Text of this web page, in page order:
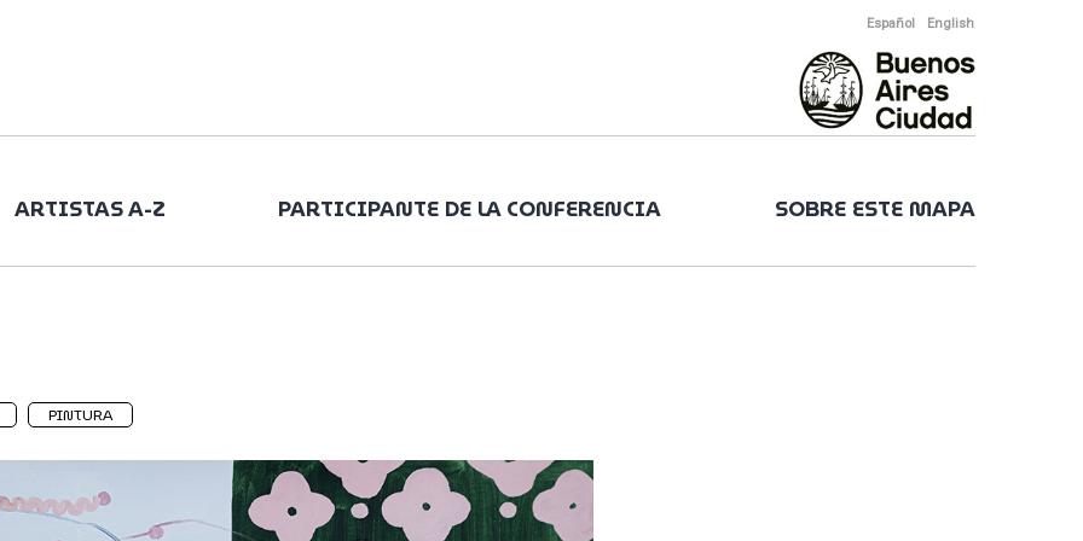
Español English
ARTISTAS A-Z PARTICIPANTE DE LA CONFERENCIA SOBRE ESTE MAPA
PINTURA